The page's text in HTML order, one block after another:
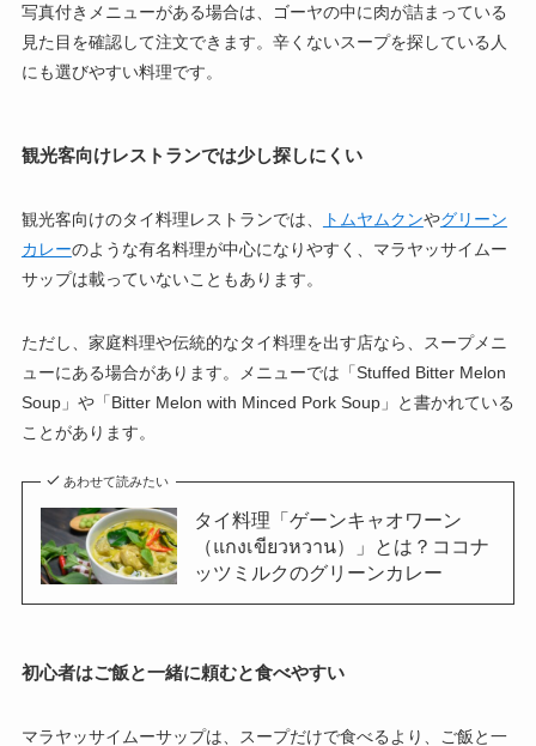
写真付きメニューがある場合は、ゴーヤの中に肉が詰まっている
見た目を確認して注文できます。辛くないスープを探している人
にも選びやすい料理です。
観光客向けレストランでは少し探しにくい
観光客向けのタイ料理レストランでは、 トムヤムクンやグリーン
カレーのような有名料理が中心になりやすく、マラヤッサイムー
サップは載っていないこともあります。
ただし、家庭料理や伝統的なタイ料理を出す店なら、スープメニ
ューにある場合があります。メニューでは「Stuffed Bitter Melon
Soup」や「Bitter Melon with Minced Pork Soup」と書かれている
ことがあります。
あわせて読みたい
タイ料理「ゲーンキャオワーン
（แกงเขียวหวาน）」とは？ココナ
ッツミルクのグリーンカレー
初心者はご飯と一緒に頼むと食べやすい
マラヤッサイムーサップは、スープだけで食べるより、ご飯と一